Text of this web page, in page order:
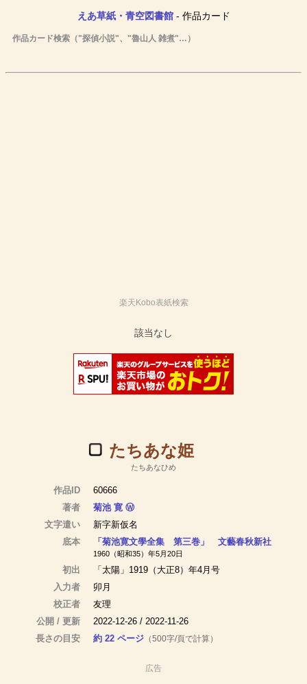
えあ草紙・青空図書館- 作品カード
作品カード検索（"探偵小説"、"魯山人 雑煮"…）
楽天Kobo表紙検索
たちあな姫
たちあなひめ
作品ID
60666
著者
菊池 寛 Ⓦ
文字遣い
新字新仮名
底本
「菊池寛文學全集 第三巻」 文藝春秋新社
1960（昭和35）年5月20日
初出
「太陽」1919（大正8）年4月号
入力者
卯月
校正者
友理
公開 / 更新
2022-12-26 / 2022-11-26
長さの目安
約 22 ページ （500字/頁で計算）
広告